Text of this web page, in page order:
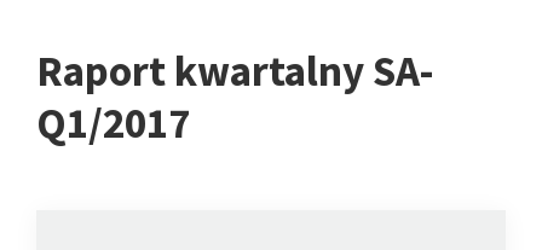
Raport kwartalny SA-
Q1/2017